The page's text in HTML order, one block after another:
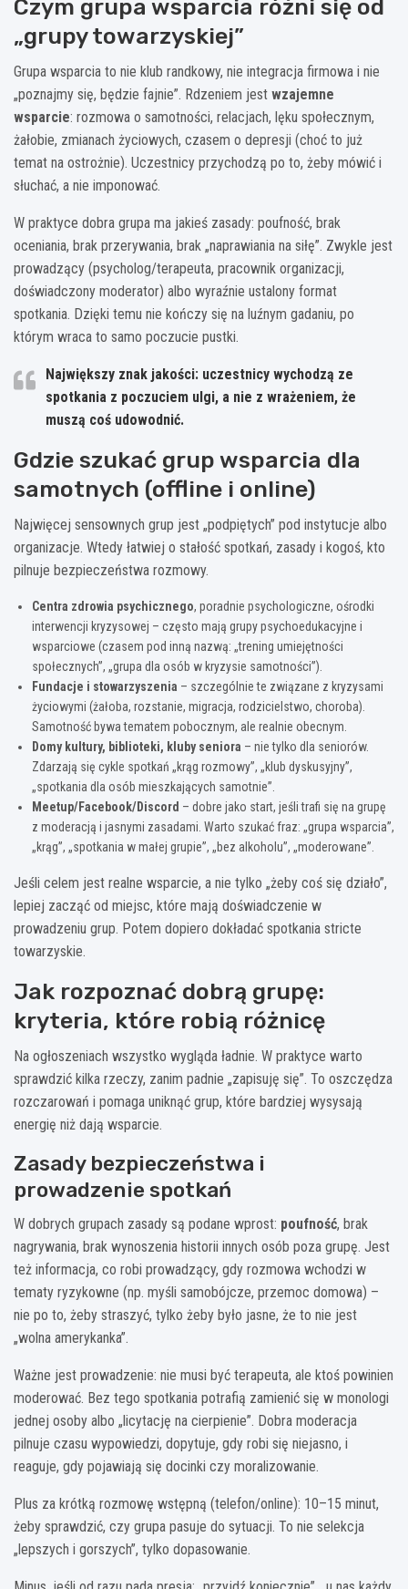
Czym grupa wsparcia różni się od
„grupy towarzyskiej”
Grupa wsparcia to nie klub randkowy, nie integracja firmowa i nie
„poznajmy się, będzie fajnie”. Rdzeniem jest wzajemne
wsparcie: rozmowa o samotności, relacjach, lęku społecznym,
żałobie, zmianach życiowych, czasem o depresji (choć to już
temat na ostrożnie). Uczestnicy przychodzą po to, żeby mówić i
słuchać, a nie imponować.
W praktyce dobra grupa ma jakieś zasady: poufność, brak
oceniania, brak przerywania, brak „naprawiania na siłę”. Zwykle jest
prowadzący (psycholog/terapeuta, pracownik organizacji,
doświadczony moderator) albo wyraźnie ustalony format
spotkania. Dzięki temu nie kończy się na luźnym gadaniu, po
którym wraca to samo poczucie pustki.
Największy znak jakości: uczestnicy wychodzą ze
spotkania z poczuciem ulgi, a nie z wrażeniem, że
muszą coś udowodnić.
Gdzie szukać grup wsparcia dla
samotnych (offline i online)
Najwięcej sensownych grup jest „podpiętych” pod instytucje albo
organizacje. Wtedy łatwiej o stałość spotkań, zasady i kogoś, kto
pilnuje bezpieczeństwa rozmowy.
Centra zdrowia psychicznego, poradnie psychologiczne, ośrodki
interwencji kryzysowej – często mają grupy psychoedukacyjne i
wsparciowe (czasem pod inną nazwą: „trening umiejętności
społecznych”, „grupa dla osób w kryzysie samotności”).
Fundacje i stowarzyszenia – szczególnie te związane z kryzysami
życiowymi (żałoba, rozstanie, migracja, rodzicielstwo, choroba).
Samotność bywa tematem pobocznym, ale realnie obecnym.
Domy kultury, biblioteki, kluby seniora – nie tylko dla seniorów.
Zdarzają się cykle spotkań „krąg rozmowy”, „klub dyskusyjny”,
„spotkania dla osób mieszkających samotnie”.
Meetup/Facebook/Discord – dobre jako start, jeśli trafi się na grupę
z moderacją i jasnymi zasadami. Warto szukać fraz: „grupa wsparcia”,
„krąg”, „spotkania w małej grupie”, „bez alkoholu”, „moderowane”.
Jeśli celem jest realne wsparcie, a nie tylko „żeby coś się działo”,
lepiej zacząć od miejsc, które mają doświadczenie w
prowadzeniu grup. Potem dopiero dokładać spotkania stricte
towarzyskie.
Jak rozpoznać dobrą grupę:
kryteria, które robią różnicę
Na ogłoszeniach wszystko wygląda ładnie. W praktyce warto
sprawdzić kilka rzeczy, zanim padnie „zapisuję się”. To oszczędza
rozczarowań i pomaga uniknąć grup, które bardziej wysysają
energię niż dają wsparcie.
Zasady bezpieczeństwa i
prowadzenie spotkań
W dobrych grupach zasady są podane wprost: poufność, brak
nagrywania, brak wynoszenia historii innych osób poza grupę. Jest
też informacja, co robi prowadzący, gdy rozmowa wchodzi w
tematy ryzykowne (np. myśli samobójcze, przemoc domowa) –
nie po to, żeby straszyć, tylko żeby było jasne, że to nie jest
„wolna amerykanka”.
Ważne jest prowadzenie: nie musi być terapeuta, ale ktoś powinien
moderować. Bez tego spotkania potrafią zamienić się w monologi
jednej osoby albo „licytację na cierpienie”. Dobra moderacja
pilnuje czasu wypowiedzi, dopytuje, gdy robi się niejasno, i
reaguje, gdy pojawiają się docinki czy moralizowanie.
Plus za krótką rozmowę wstępną (telefon/online): 10–15 minut,
żeby sprawdzić, czy grupa pasuje do sytuacji. To nie selekcja
„lepszych i gorszych”, tylko dopasowanie.